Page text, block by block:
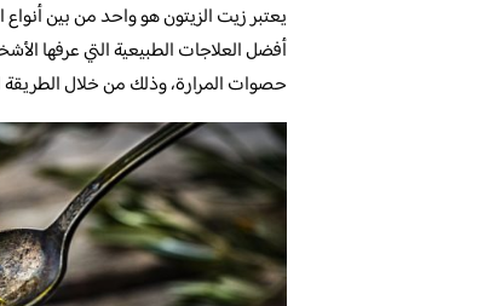
يعتبر زيت الزيتون هو واحد من بين أنواع
أفضل العلاجات الطبيعية التي عرفها
حصوات المرارة، وذلك من خلال الطريقة